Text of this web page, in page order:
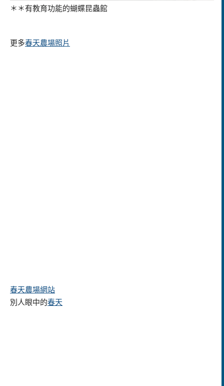
＊＊有教育功能的蝴蝶昆蟲館
更多春天農場照片
春天農場網站
別人眼中的春天